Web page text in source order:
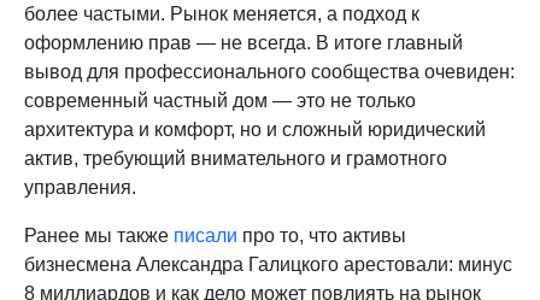
более частыми. Рынок меняется, а подход к
оформлению прав — не всегда. В итоге главный
вывод для профессионального сообщества очевиден:
современный частный дом — это не только
архитектура и комфорт, но и сложный юридический
актив, требующий внимательного и грамотного
управления.
Ранее мы также писали про то, что активы
бизнесмена Александра Галицкого арестовали: минус
8 миллиардов и как дело может повлиять на рынок